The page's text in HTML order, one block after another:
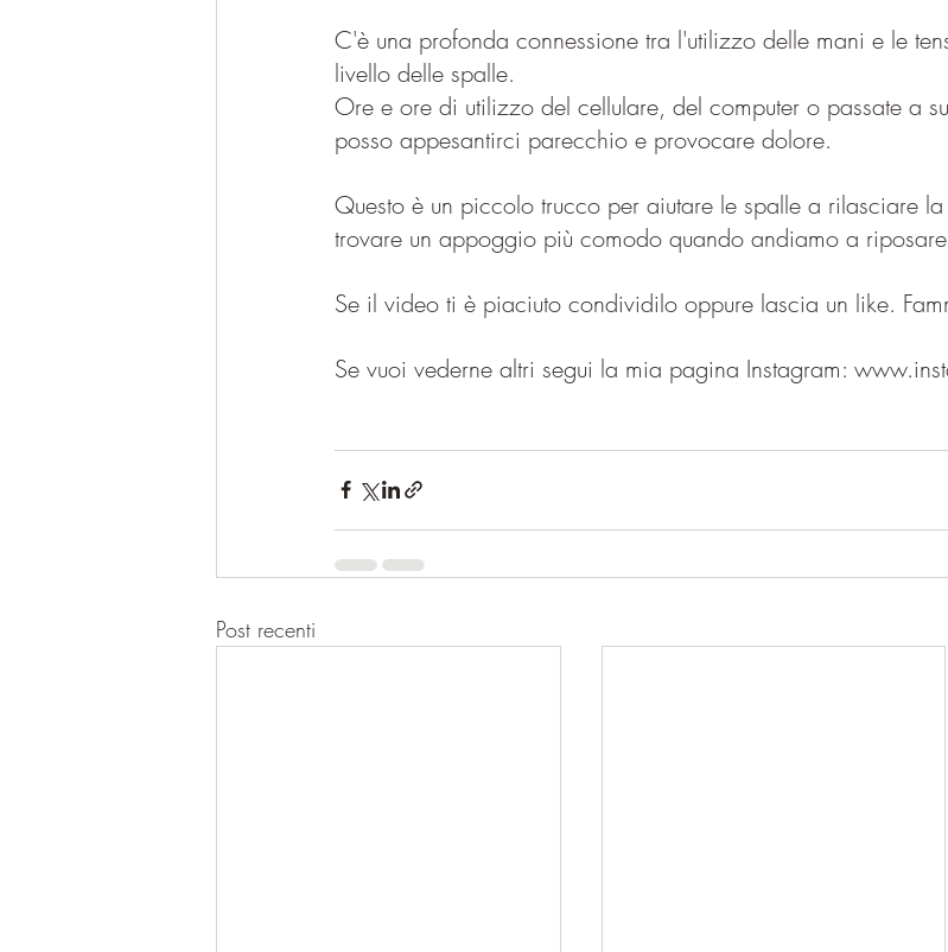
C'è una profonda connessione tra l'utilizzo delle mani e le
livello delle spalle.
Ore e ore di utilizzo del cellulare, del computer o passate a
posso appesantirci parecchio e provocare dolore.
Questo è un piccolo trucco per aiutare le spalle a rilasciare
trovare un appoggio più comodo quando andiamo a
Se il video ti è piaciuto condividilo oppure lascia un like.
Se vuoi vederne altri segui la mia pagina Instagram:
Post recenti